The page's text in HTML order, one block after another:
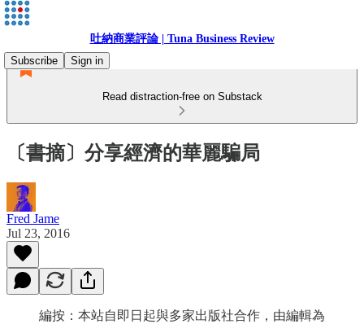
吐納商業評論 | Tuna Business Review
Subscribe
Sign in
Read distraction-free on Substack
〔書摘〕分享經濟的華麗騙局
Fred Jame
Jul 23, 2016
編按：本站自即日起與多家出版社合作，由編輯為